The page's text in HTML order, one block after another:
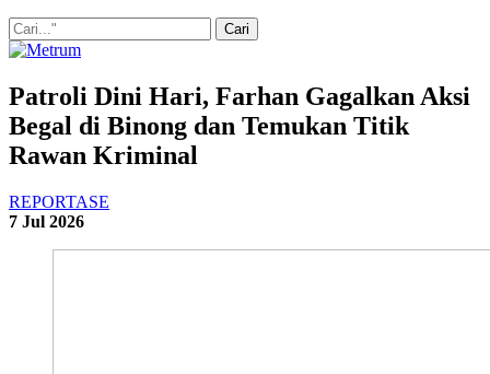
Patroli Dini Hari, Farhan Gagalkan Aksi
Begal di Binong dan Temukan Titik
Rawan Kriminal
REPORTASE
7 Jul 2026